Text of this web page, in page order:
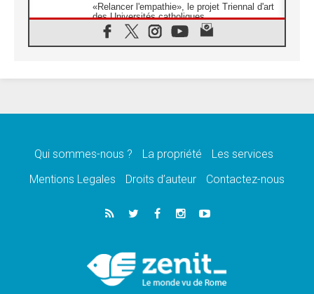
«Relancer l'empathie», le projet Triennal d'art
des Universités catholiques
08.08.2026
Signis 2026, donner la parole aux religieuses
07.08.2026
07.08.2026
de l'Assomption et mémoire nationale
«La paix commence par l'empathie» estime
le cardinal Parolin
En Colombie, «la paix ne s'achète pas avec
une signature»
Qui sommes-nous ? La propriété
Les services
Mentions Legales
Droits d’auteur Contactez-nous